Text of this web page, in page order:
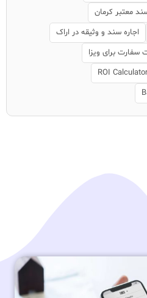
معتبر کرمان
اجاره سند و وثیقه در اراک
برای ویزا
ROI Calculator